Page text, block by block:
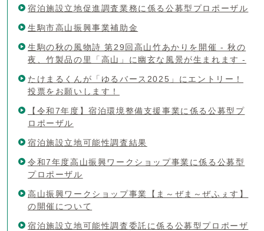
宿泊施設立地促進調査業務に係る公募型プロポーザル
生駒市高山振興事業補助金
生駒の秋の風物詩 第29回高山竹あかりを開催 - 秋の
夜、竹製品の里「高山」に幽玄な風景が生まれます -
たけまるくんが「ゆるバース2025」にエントリー！
投票をお願いします！
【令和7年度】宿泊環境整備支援事業に係る公募型プ
ロポーザル
宿泊施設立地可能性調査結果
令和7年度高山振興ワークショップ事業に係る公募型
プロポーザル
高山振興ワークショップ事業【ま～ぜま～ぜふぇす】
の開催について
宿泊施設立地可能性調査委託に係る公募型プロポーザ